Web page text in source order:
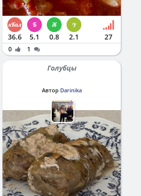
36.6 5.1 0.8 2.1 27
0 1
Голубцы
Автор Darinika